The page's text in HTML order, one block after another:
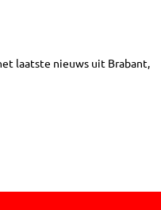
laatste nieuws uit Brabant,